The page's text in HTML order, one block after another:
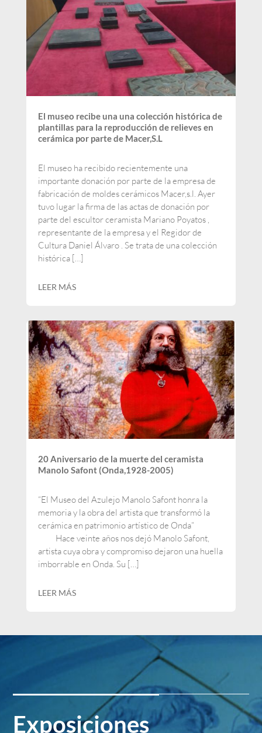
El museo recibe una una colección histórica de
plantillas para la reproducción de relieves en
cerámica por parte de Macer,S.L
El museo ha recibido recientemente una
importante donación por parte de la empresa de
fabricación de moldes cerámicos Macer,s.l. Ayer
tuvo lugar la firma de las actas de donación por
parte del escultor ceramista Mariano Poyatos ,
representante de la empresa y el Regidor de
Cultura Daniel Álvaro . Se trata de una colección
histórica […]
LEER MÁS
20 Aniversario de la muerte del ceramista
Manolo Safont (Onda,1928-2005)
“El Museo del Azulejo Manolo Safont honra la
memoria y la obra del artista que transformó la
cerámica en patrimonio artístico de Onda”
Hace veinte años nos dejó Manolo Safont,
artista cuya obra y compromiso dejaron una huella
imborrable en Onda. Su […]
LEER MÁS
Exposiciones